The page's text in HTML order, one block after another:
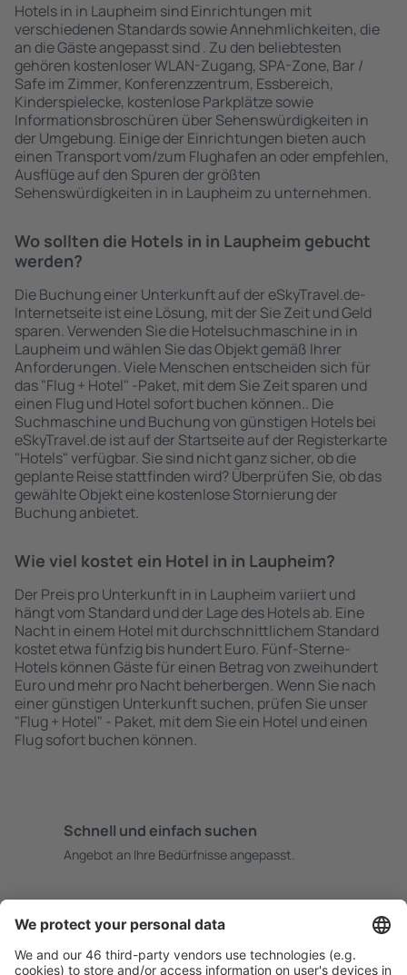
Hotels in in Laupheim sind Einrichtungen mit
verschiedenen Standards sowie Annehmlichkeiten, die
an die Gäste angepasst sind . Zu den beliebtesten
gehören kostenloser WLAN-Zugang, SPA-Zone, Bar /
Safe im Zimmer, Konferenzzentrum, Essbereich,
Kinderspielecke, kostenlose Parkplätze sowie
Informationsbroschüren über Sehenswürdigkeiten in
der Umgebung. Einige der Einrichtungen bieten auch
einen Transport vom/zum Flughafen an oder empfehlen,
Ausflüge auf den Spuren der größten
Sehenswürdigkeiten in in Laupheim zu unternehmen.
Wo sollten die Hotels in in Laupheim gebucht
werden?
Die Buchung einer Unterkunft auf der eSkyTravel.de-
Internetseite ist eine Lösung, mit der Sie Zeit und Geld
sparen. Verwenden Sie die Hotelsuchmaschine in in
Laupheim und wählen Sie das Objekt gemäß Ihrer
Anforderungen. Viele Menschen entscheiden sich für
das "Flug + Hotel" -Paket, mit dem Sie Zeit sparen und
einen Flug und Hotel sofort buchen können.. Die
Suchmaschine und Buchung von günstigen Hotels bei
eSkyTravel.de ist auf der Startseite auf der Registerkarte
"Hotels" verfügbar. Sie sind nicht ganz sicher, ob die
geplante Reise stattfinden wird? Überprüfen Sie, ob das
gewählte Objekt eine kostenlose Stornierung der
Buchung anbietet.
Wie viel kostet ein Hotel in in Laupheim?
Der Preis pro Unterkunft in in Laupheim variiert und
hängt vom Standard und der Lage des Hotels ab. Eine
Nacht in einem Hotel mit durchschnittlichem Standard
kostet etwa fünfzig bis hundert Euro. Fünf-Sterne-
Hotels können Gäste für einen Betrag von zweihundert
Euro und mehr pro Nacht beherbergen. Wenn Sie nach
einer günstigen Unterkunft suchen, prüfen Sie unser
"Flug + Hotel" - Paket, mit dem Sie ein Hotel und einen
Flug sofort buchen können.
Schnell und einfach suchen
Angebot an Ihre Bedürfnisse angepasst.
Buchen ohne Sorgen mit einer kostenlosen
Stornierungsoption.